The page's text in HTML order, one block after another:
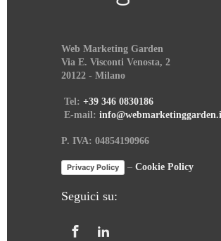
Via E. Visconti Venosta, 2
20122 - Milano
E-mail: info@webmarketinggarden.it